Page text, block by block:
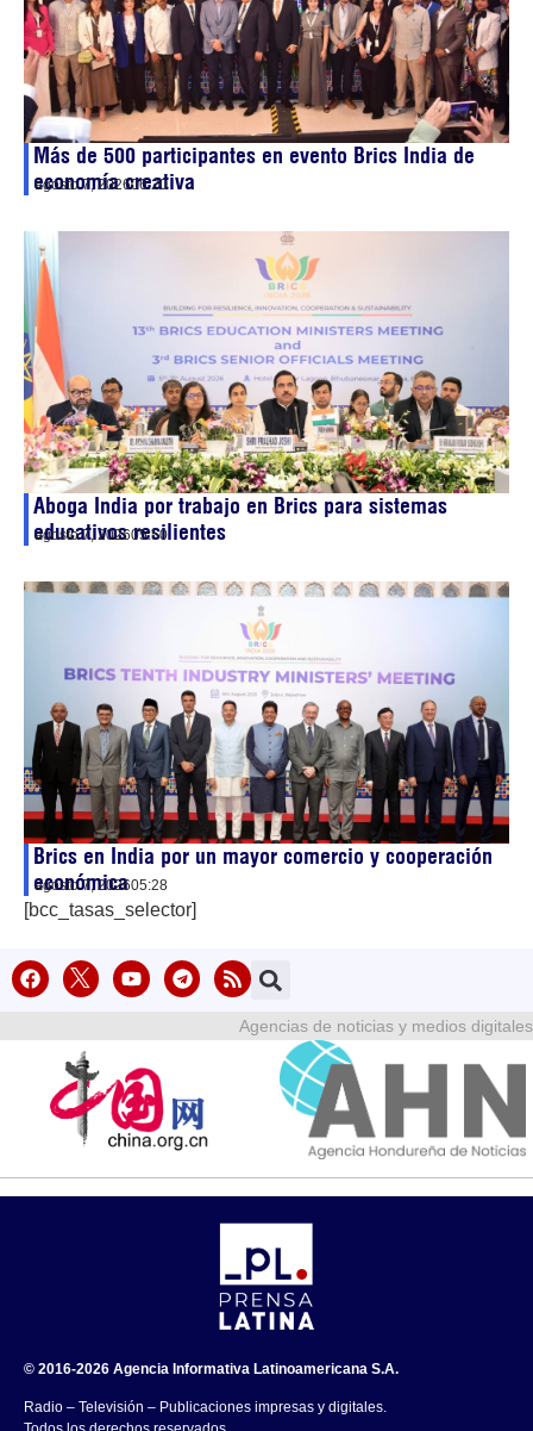
Más de 500 participantes en evento Brics India de
economía creativa
agosto 7, 202606:20
Aboga India por trabajo en Brics para sistemas
educativos resilientes
agosto 7, 202605:50
Brics en India por un mayor comercio y cooperación
económica
agosto 7, 202605:28
[bcc_tasas_selector]
Agencias de noticias y medios digitales
© 2016-2026 Agencia Informativa Latinoamericana S.A.
Radio – Televisión – Publicaciones impresas y digitales.